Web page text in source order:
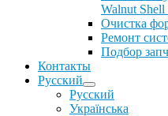
Walnut
Очистка
Ремонт
Подбор
Контакты
Русский
Русский
Українська